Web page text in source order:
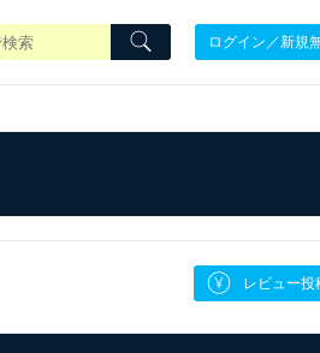
ログイン／新規
レビュー投